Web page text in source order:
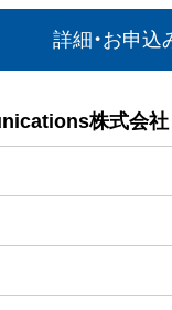
詳細・お申込
株式会社